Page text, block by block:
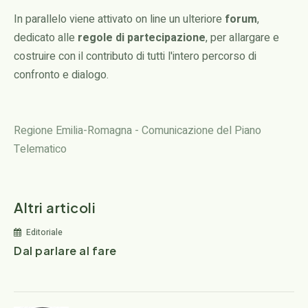
In parallelo viene attivato on line un ulteriore forum,
dedicato alle regole di partecipazione, per allargare e
costruire con il contributo di tutti l'intero percorso di
confronto e dialogo.
Regione Emilia-Romagna - Comunicazione del Piano
Telematico
Altri articoli
Editoriale
Dal parlare al fare